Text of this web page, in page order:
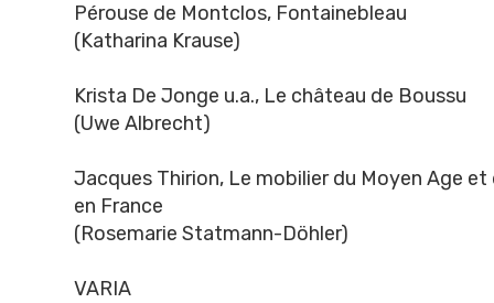
Pérouse de Montclos, Fontainebleau
(Katharina Krause)
Krista De Jonge u.a., Le château de Boussu
(Uwe Albrecht)
Jacques Thirion, Le mobilier du Moyen Age et
en France
(Rosemarie Statmann-Döhler)
VARIA